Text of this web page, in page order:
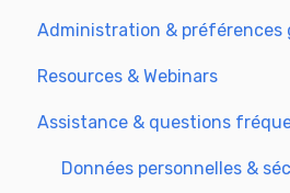
Piloter vos résultats SEO
SSO & authentification
Connecter Analytics & GSC
Intégration CMS
Semji & votre CMS
Administration & préférences
Utilisateurs & rôle
Langues & préférences
Resources & Webinars
Webinar 2025
Assistance & questions
Données personnelles &